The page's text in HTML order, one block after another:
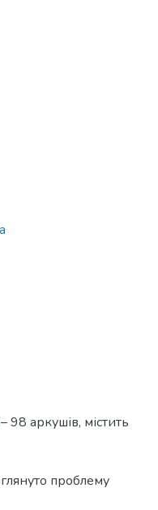
98 аркушів, містить
проблему